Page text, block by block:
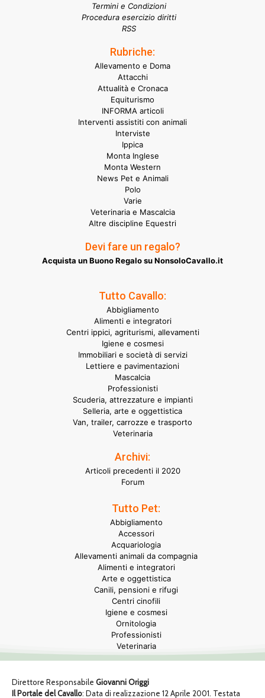
Termini e Condizioni
Procedura esercizio diritti
RSS
Rubriche:
Allevamento e Doma
Attacchi
Attualità e Cronaca
Equiturismo
INFORMA articoli
Interventi assistiti con animali
Interviste
Ippica
Monta Inglese
Monta Western
News Pet e Animali
Polo
Varie
Veterinaria e Mascalcia
Altre discipline Equestri
Devi fare un regalo?
Acquista un Buono Regalo su NonsoloCavallo.it
Tutto Cavallo:
Abbigliamento
Alimenti e integratori
Centri ippici, agriturismi, allevamenti
Igiene e cosmesi
Immobiliari e società di servizi
Lettiere e pavimentazioni
Mascalcia
Professionisti
Scuderia, attrezzature e impianti
Selleria, arte e oggettistica
Van, trailer, carrozze e trasporto
Veterinaria
Archivi:
Articoli precedenti il 2020
Forum
Tutto Pet:
Abbigliamento
Accessori
Acquariologia
Allevamenti animali da compagnia
Alimenti e integratori
Arte e oggettistica
Canili, pensioni e rifugi
Centri cinofili
Igiene e cosmesi
Ornitologia
Professionisti
Veterinaria
Direttore Responsabile Giovanni Origgi
Il Portale del Cavallo: Data di realizzazione 12 Aprile 2001. Testata